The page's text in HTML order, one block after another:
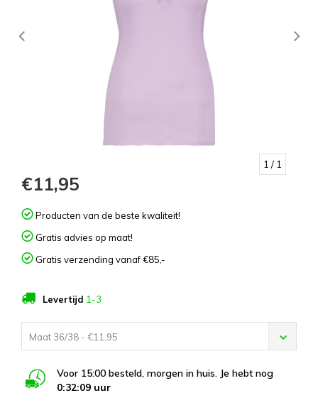
1 / 1
€11,95
Producten van de beste kwaliteit!
Gratis advies op maat!
Gratis verzending vanaf €85,-
Levertijd 1-3
Maat 36/38 - €11,95
Voor 15:00 besteld, morgen in huis. Je hebt nog
0:32:09 uur